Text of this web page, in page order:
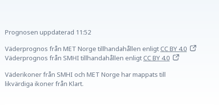
Prognosen uppdaterad 11:52
Väderprognos från MET Norge tillhandahållen enligtCC BY 4.0
Väderprognos från SMHI tillhandahållen enligtCC BY 4.0
Väderikoner från SMHI och MET Norge har mappats till
likvärdiga ikoner från Klart.